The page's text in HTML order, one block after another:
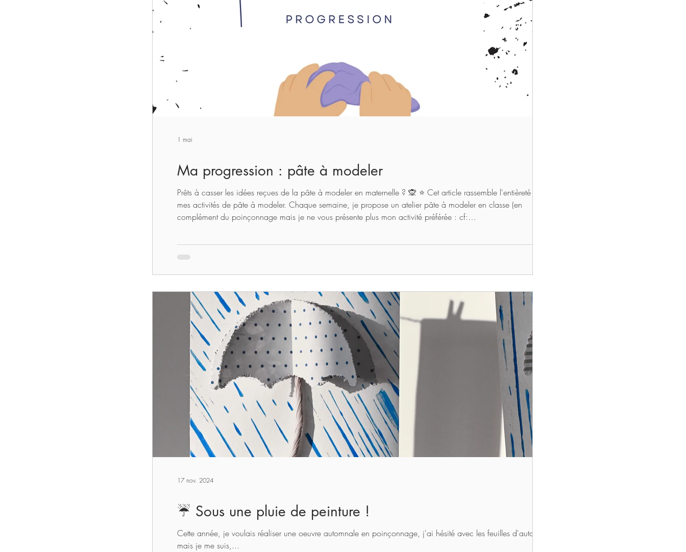
Ma progression : pâte à modeler
Prêts à casser les idées reçues de la pâte à modeler en maternelle ? 🙊 ⭐️ Cet article rassemble l'entièreté de
mes activités de pâte à modeler. Chaque semaine, je propose un atelier pâte à modeler en classe (en
complément du poinçonnage mais je ne vous présente plus mon activité préférée : cf:
1 mai
☔️ Sous une pluie de peinture !
Cette année, je voulais réaliser une oeuvre automnale en poinçonnage, j'ai hésité avec les feuilles d'automne
mais je me suis,...
17 nov. 2024